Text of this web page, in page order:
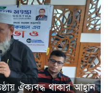
ঐক্যবদ্ধ থাকার আহ্বান